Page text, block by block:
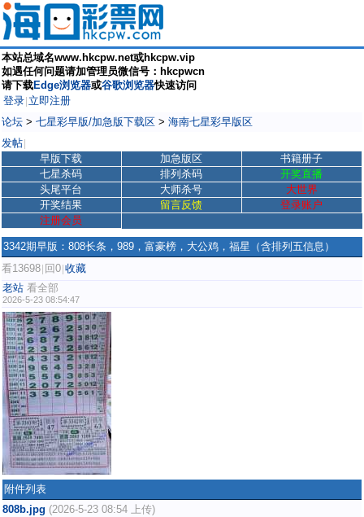
本站总域名www.hkcpw.net或hkcpw.vip
如遇任何问题请加管理员微信号：hkcpwcn
请下载Edge浏览器或谷歌浏览器快速访问
登录 立即注册
论坛 > 七星彩早版/加急版下载区 > 海南七星彩早版区
发帖
早版下载 加急版区
书籍册子
七星杀码
排列杀码
开奖直播
头尾平台
大师杀号
大世界
开奖结果
留言反馈
登录账户
注册会员
3342期早版：808长条，989，富豪榜，大公鸡，福星（含排列五信息）
看13698 回0 收藏
老站 看全部
2026-5-23 08:54:47
附件列表
808b.jpg (2026-5-23 08:54 上传)